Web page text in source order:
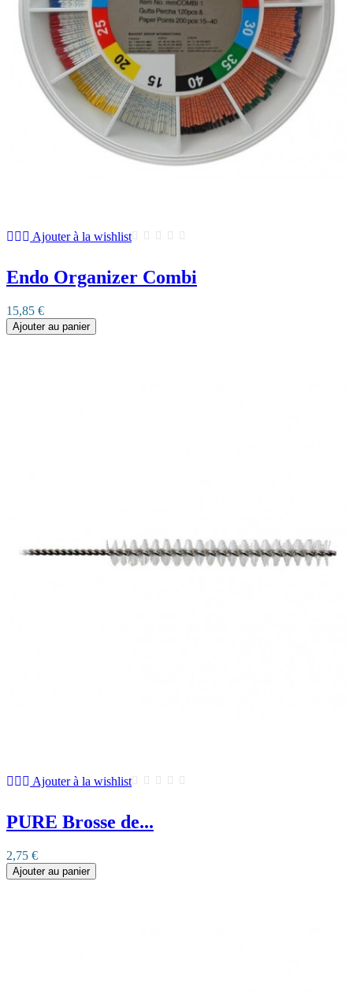
Ajouter à la wishlist
Endo Organizer Combi
15,85 €
Ajouter au panier
Ajouter à la wishlist
PURE Brosse de...
2,75 €
Ajouter au panier